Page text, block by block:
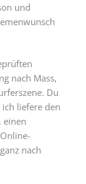
und
nach Mass,
Du
liefere den
einen
nach